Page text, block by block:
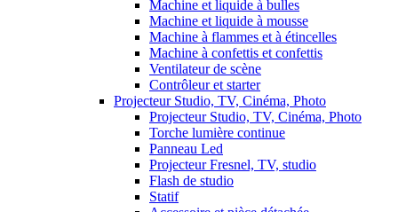
Machine et liquide à bulles
Machine et liquide à mousse
Machine à flammes et à étincelles
Machine à confettis et confettis
Ventilateur de scène
Contrôleur et starter
Projecteur Studio, TV, Cinéma, Photo
Projecteur Studio, TV, Cinéma, Photo
Torche lumière continue
Panneau Led
Projecteur Fresnel, TV, studio
Flash de studio
Statif